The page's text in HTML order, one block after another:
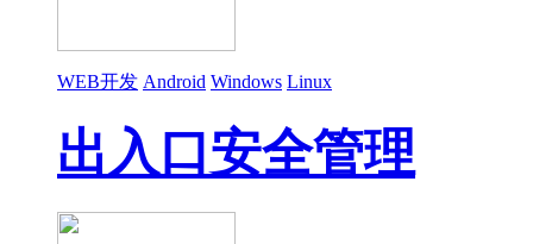
WEB开发 Android Windows Linux
出入口安全管理